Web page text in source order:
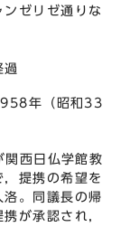
ゼリゼ通りな
年（昭和33
西日仏学館教
提携の希望を
。同議長の帰
が承認され，